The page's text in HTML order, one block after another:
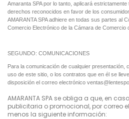
Amaranta SPA por lo tanto, aplicará
derechos reconocidos en favor de los
AMARANTA SPA adhiere en todas sus partes al
Comercio Electrónico de la Cámara de Comercio
SEGUNDO: COMUNICACIONES
Para la comunicación de cualquier presentación,
uso de este sitio, o los contratos que en él se
disposición el correo electrónico ventas@l
AMARANTA SPA se obliga a que, en
publicitaria o promocional, por correo
menos la siguiente información: